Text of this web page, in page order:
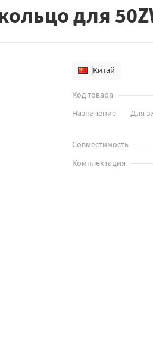
для
Китай
Код товара
Назначение
Для
Совместимость
Комплектация